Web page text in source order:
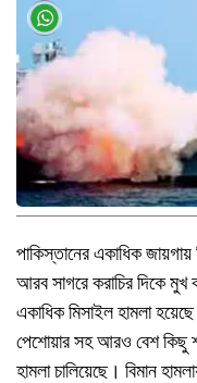
পাকিস্তানের একাধিক জায়গায়
আরব সাগরে করাচির দিকে
একাধিক মিসাইল হামলা
পেশোয়ার সহ আরও বেশ কিছু
হামলা চালিয়েছে। বিমান